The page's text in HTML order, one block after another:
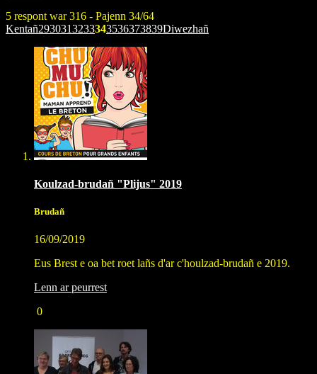
5 respont war 316 - Pajenn 34/64
Kentañ2930313233343536373839Diwezhañ
Koulzad-brudañ "Plijus" 2019
Brudañ
16/09/2019
Eus Brest e oa bet roet lañs d'ar c'houlzad-brudañ e 2019.
Lenn ar peurrest
0